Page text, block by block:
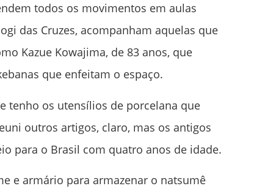
todos os movimentos em aulas
das Cruzes, acompanham aquelas que
Kazue Kowajima, de 83 anos, que
que enfeitam o espaço.
tenho os utensílios de porcelana que
outros artigos, claro, mas os antigos
para o Brasil com quatro anos de idade.
e armário para armazenar o natsumê